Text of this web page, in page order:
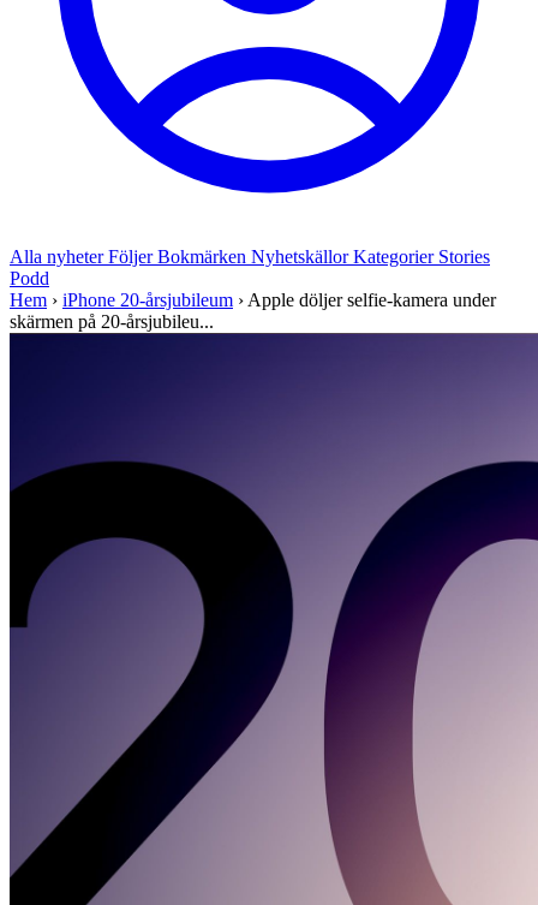
Alla nyheterFöljerBokmärken NyhetskällorKategorier Stories
Podd
Hem › iPhone 20-årsjubileum › Apple döljer selfie-kamera under
skärmen på 20-årsjubileu...